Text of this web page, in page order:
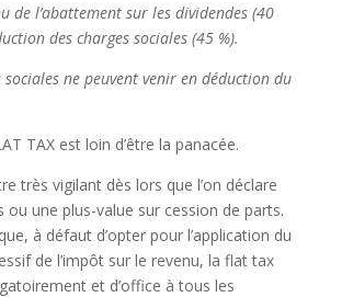
de l’abattement sur les dividendes (40
des charges sociales (45 %).
sociales ne peuvent venir en déduction du
TAX est loin d’être la panacée.
très vigilant dès lors que l’on déclare
ou une plus-value sur cession de parts.
à défaut d’opter pour l’application du
de l’impôt sur le revenu, la flat tax
et d’office à tous les